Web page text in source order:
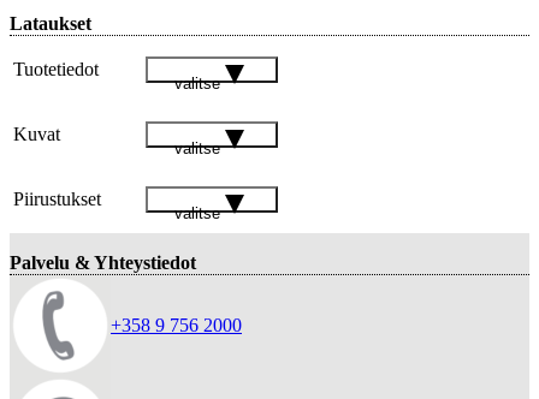
Lataukset
Tuotetiedot
valitse
Kuvat
valitse
Piirustukset
valitse
Palvelu & Yhteystiedot
+358 9 756 2000